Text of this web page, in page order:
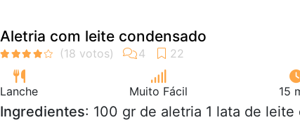
Aletria com leite condensado
Lanche Muito Fácil 15
Ingredientes: 100 gr de aletria 1 lata de